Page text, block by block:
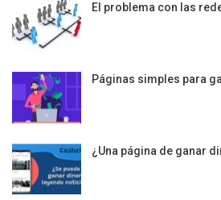
El problema con las
Páginas simples para
¿Una página de ganar